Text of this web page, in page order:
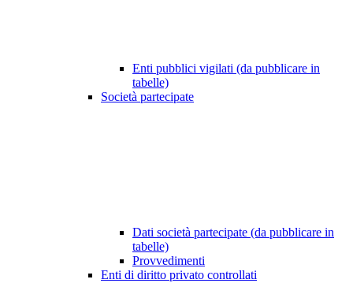
Enti pubblici vigilati (da pubblicare in
tabelle)
Società partecipate
Dati società partecipate (da pubblicare in
tabelle)
Provvedimenti
Enti di diritto privato controllati